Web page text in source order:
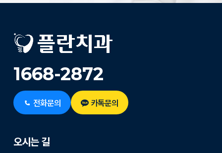
1668-2872
전화문의 카톡문의
오시는 길